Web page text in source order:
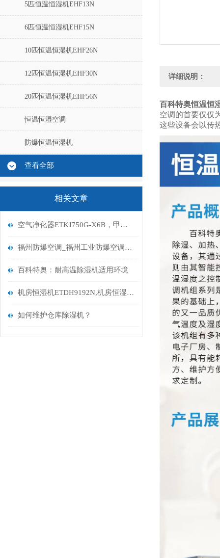
5匹恒温恒湿机EHF13N
6匹恒温恒湿机EHF15N
10匹恒温恒湿机EHF26N
12匹恒温恒湿机EHF30N
20匹恒温恒湿机EHF56N
恒温恒湿空调
防爆恒温恒湿机
查看全部
相关文章
空气净化器ETKJ750G-X6B，甲醛空气净化器
福州防爆空调_福州工业防爆空调厂家
百科特奥：耐高温除湿机适用环境
机房恒湿机ETDH9192N,机房恒湿一体机,适用面积210-320㎡
如何维护仓库除湿机？
详细说明：
百科特奥恒温恒
空调的首要仅仅
这些设备会以传